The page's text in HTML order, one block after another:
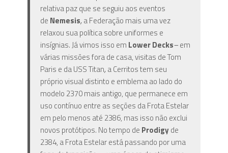
relativa paz que se seguiu aos eventos
de Nemesis,a Federação mais uma vez
relaxou sua política sobre uniformes e
insígnias. Já vimos isso em Lower Decks–em
várias missões fora de casa, visitas de Tom
Paris e da USS Titan,a Cerritos tem seu
próprio visual distinto e emblema ao lado do
modelo 2370 mais antigo, que permanece em
uso contínuo entre as seções da Frota Estelar
em pelo menos até 2386, mas isso não exclui
novos protótipos. No tempo de Prodigyde
2384, a Frota Estelar está passando por uma